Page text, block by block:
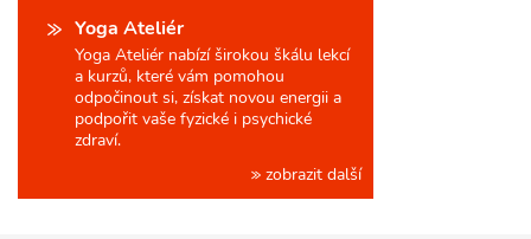
Yoga Ateliér
Yoga Ateliér nabízí širokou škálu lekcí
a kurzů, které vám pomohou
odpočinout si, získat novou energii a
podpořit vaše fyzické i psychické
zdraví.
zobrazit další